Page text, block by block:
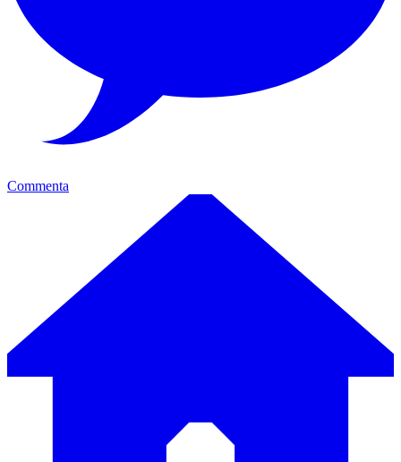
Commenta